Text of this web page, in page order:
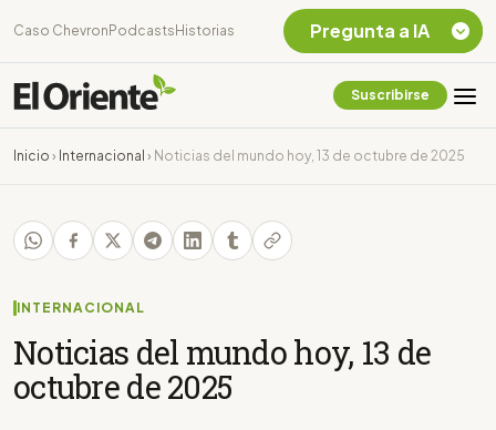
Caso Chevron Podcasts Historias
Suscribirse
Inicio › Internacional › Noticias del mundo hoy, 13 de octubre de 2025
INTERNACIONAL
Noticias del mundo hoy, 13 de
octubre de 2025
Pregunta a IA
Chevron Ecuador